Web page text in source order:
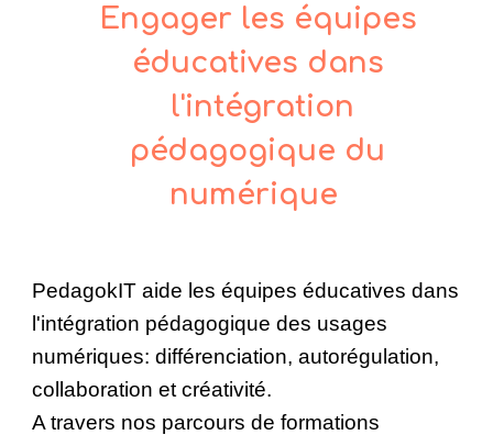
Engager les équipes
éducatives dans
l'intégration
pédagogique du
numérique
PedagokIT aide les équipes éducatives dans
l'intégration pédagogique des usages
numériques: différenciation, autorégulation,
collaboration et créativité.
A travers nos parcours de formations